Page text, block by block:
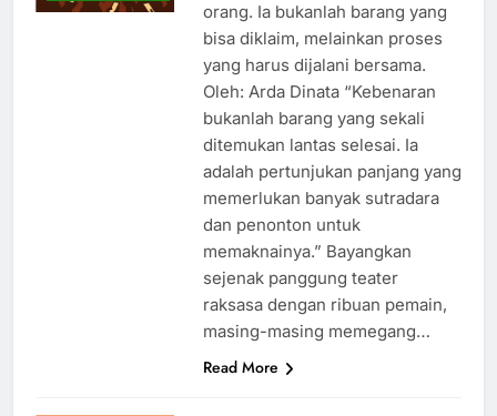
orang. Ia bukanlah barang yang
bisa diklaim, melainkan proses
yang harus dijalani bersama.
Oleh: Arda Dinata “Kebenaran
bukanlah barang yang sekali
ditemukan lantas selesai. Ia
adalah pertunjukan panjang yang
memerlukan banyak sutradara
dan penonton untuk
memaknainya.” Bayangkan
sejenak panggung teater
raksasa dengan ribuan pemain,
masing-masing memegang…
Read More